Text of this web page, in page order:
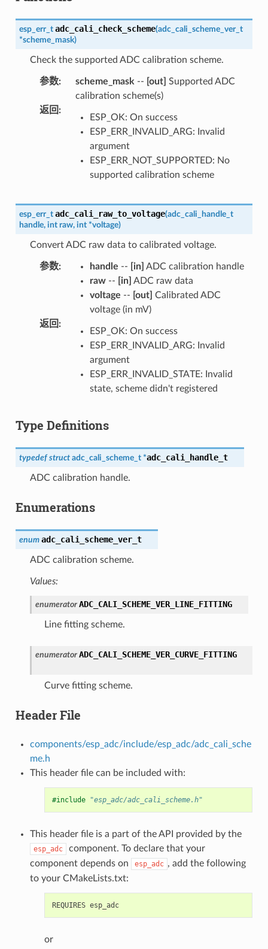
esp_err_t adc_cali_check_scheme(adc_cali_scheme_ver_t
*scheme_mask)
Check the supported ADC calibration scheme.
参数: scheme_mask -- [out] Supported ADC
calibration scheme(s)
返回 :
ESP_OK: On success
ESP_ERR_INVALID_ARG: Invalid
argument
ESP_ERR_NOT_SUPPORTED: No
supported calibration scheme
esp_err_t adc_cali_raw_to_voltage(adc_cali_handle_t
handle, int raw, int *voltage)
Convert ADC raw data to calibrated voltage.
参数: handle -- [in] ADC calibration handle
raw-- [in] ADC raw data
voltage -- [out] Calibrated ADC
voltage (in mV)
返回 :
ESP_OK: On success
ESP_ERR_INVALID_ARG: Invalid
argument
ESP_ERR_INVALID_STATE: Invalid
state, scheme didn't registered
Type Definitions
typedef struct adc_cali_scheme_t *adc_cali_handle_t
ADC calibration handle.
Enumerations
enum adc_cali_scheme_ver_t
ADC calibration scheme.
Values:
enumerator ADC_CALI_SCHEME_VER_LINE_FITTING
Line fitting scheme.
enumerator ADC_CALI_SCHEME_VER_CURVE_FITTING
Curve fitting scheme.
Header File
components/esp_adc/include/esp_adc/adc_cali_sche
me.h
This header file can be included with:
#include "esp_adc/adc_cali_scheme.h"
This header file is a part of the API provided by the
esp_adc
component. To declare that your
component depends on
esp_adc , add the following
to your CMakeLists.txt:
REQUIRES esp_adc
or